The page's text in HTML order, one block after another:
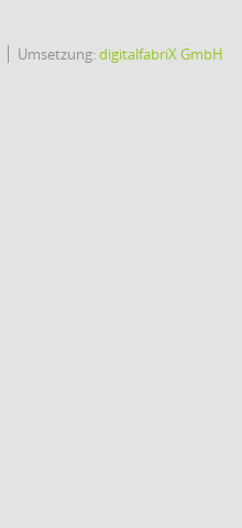
Umsetzung:digitalfabriX GmbH